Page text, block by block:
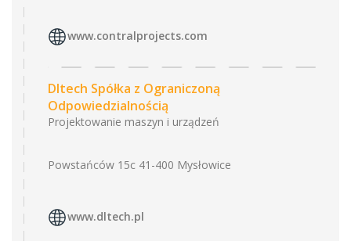
www.contralprojects.com
Dltech Spółka z Ograniczoną
Odpowiedzialnością
Projektowanie maszyn i urządzeń
Powstańców 15c 41-400 Mysłowice
www.dltech.pl